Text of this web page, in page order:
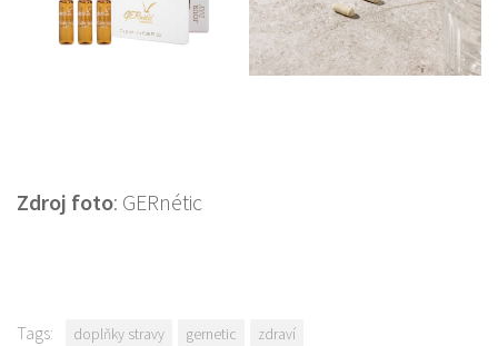
Zdroj foto: GERnétic
Tags: doplňky stravy gernetic zdraví